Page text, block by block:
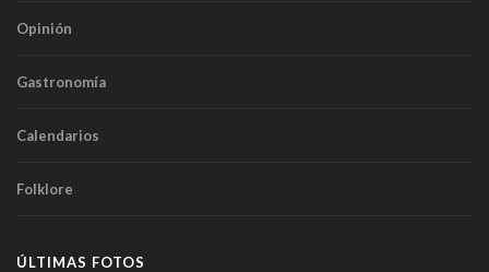
Opinión
Gastronomía
Calendarios
Folklore
ÚLTIMAS FOTOS